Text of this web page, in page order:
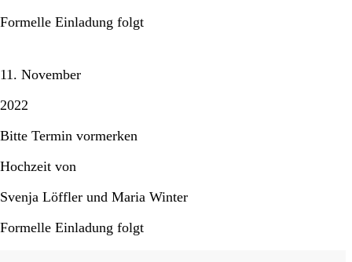
Formelle Einladung folgt
11. November
2022
Bitte Termin vormerken
Hochzeit von
Svenja Löffler und Maria Winter
Formelle Einladung folgt